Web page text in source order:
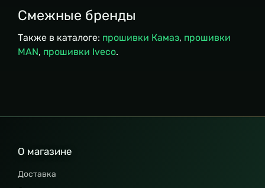
Смежные бренды
Также в каталоге: прошивки Камаз, прошивки
MAN, прошивки Iveco.
О магазине
Доставка